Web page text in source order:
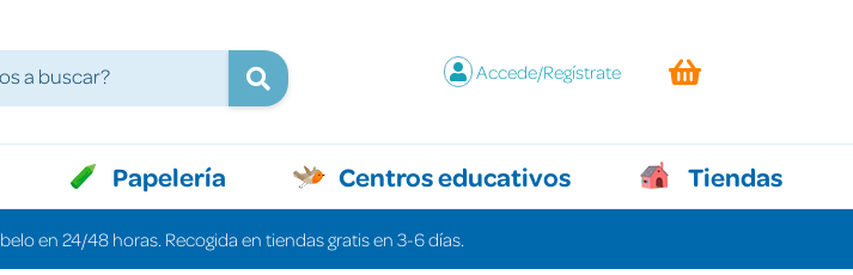
Accede/Regístrate
Papelería Centros educativos Tiendas
en 24/48 horas. Recogida en tiendas gratis en 3-6 días.